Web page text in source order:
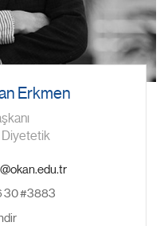
Erkmen
30 #3883